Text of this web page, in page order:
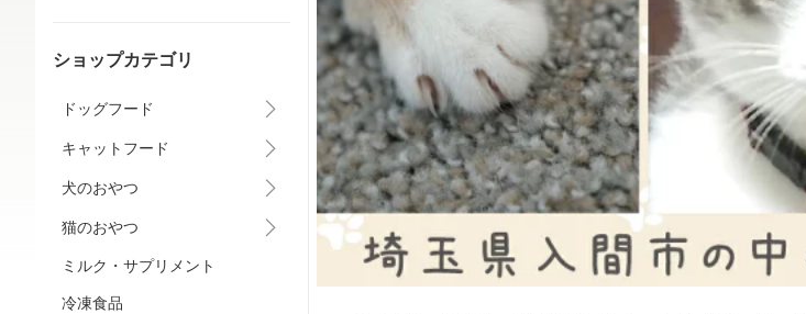
ショップカテゴリ
ドッグフード
キャットフード
犬のおやつ
猫のおやつ
ミルク・サプリメント
冷凍食品